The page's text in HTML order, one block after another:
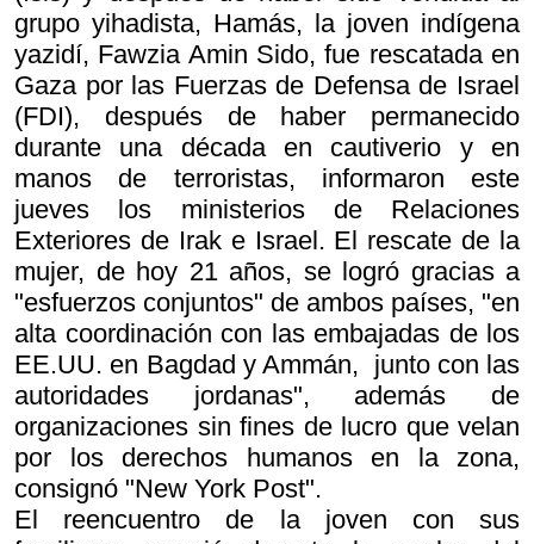
grupo yihadista, Hamás, la joven indígena
yazidí, Fawzia Amin Sido, fue rescatada en
Gaza por las Fuerzas de Defensa de Israel
(FDI), después de haber permanecido
durante una década en cautiverio y en
manos de terroristas, informaron este
jueves los ministerios de Relaciones
Exteriores de Irak e Israel. El rescate de la
mujer, de hoy 21 años, se logró gracias a
"esfuerzos conjuntos" de ambos países, "en
alta coordinación con las embajadas de los
EE.UU. en Bagdad y Ammán, junto con las
autoridades jordanas", además de
organizaciones sin fines de lucro que velan
por los derechos humanos en la zona,
consignó "New York Post".
El reencuentro de la joven con sus